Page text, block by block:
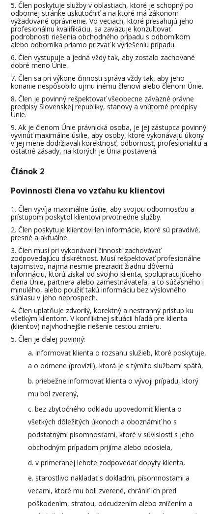
Člen poskytuje služby v oblastiach, ktoré je schopný po
odbornej stránke uskutočniť a na ktoré má zákonom
vyžadované oprávnenie. Vo veciach, ktoré presahujú jeho
profesionálnu kvalifikáciu, sa zaväzuje konzultovať
podrobnosti riešenia obchodného prípadu s odborníkom
alebo odborníka priamo prizvať k vyriešeniu prípadu.
Člen vystupuje a jedná vždy tak, aby zostalo zachované
dobré meno Únie.
Člen sa pri výkone činnosti správa vždy tak, aby jeho
konanie nespôsobilo ujmu inému členovi alebo členom Únie.
Člen je povinný rešpektovať všeobecne záväzné právne
predpisy Slovenskej republiky, stanovy a vnútorné predpisy
Únie.
Ak je členom Únie právnická osoba, je jej zástupca povinný
vyvinúť maximálne úsilie, aby osoby, ktoré vykonávajú úkony
v jej mene dodržiavali korektnosť, odbornosť, profesionalitu a
ostatné zásady, na ktorých je Únia postavená.
Článok 2
Povinnosti člena vo vzťahu ku klientovi
Člen vyvíja maximálne úsilie, aby svojou odbornosťou a
prístupom poskytol klientovi prvotriedne služby.
Člen poskytuje klientovi len informácie, ktoré sú pravdivé,
presné a aktuálne.
Člen musí pri vykonávaní činnosti zachovávať
zodpovedajúcu diskrétnosť. Musí rešpektovať profesionálne
tajomstvo, najmä nesmie prezradiť žiadnu dôvernú
informáciu, ktorú získal od svojho klienta, spolupracujúceho
člena Únie, partnera alebo zamestnávateľa, a to súčasného i
minulého, alebo použiť takú informáciu bez výslovného
súhlasu v jeho neprospech.
Člen uplatňuje zdvorilý, korektný a nestranný prístup ku
všetkým klientom. V konfliktnej situácii hľadá pre klienta
(klientov) najvhodnejšie riešenie cestou zmieru.
Člen je ďalej povinný:
informovať klienta o rozsahu služieb, ktoré poskytuje,
a o odmene (provízii), ktorá je s týmito službami spätá,
priebežne informovať klienta o vývoji prípadu, ktorý
mu bol zverený,
bez zbytočného odkladu upovedomiť klienta o
všetkých dôležitých úkonoch a oboznámiť ho s
podstatnými písomnosťami, ktoré v súvislosti s jeho
obchodným prípadom prijíma alebo odosiela,
v primeranej lehote zodpovedať dopyty klienta,
starostlivo nakladať s dokladmi, písomnosťami a
vecami, ktoré mu boli zverené, chrániť ich pred
poškodením, stratou, odcudzením alebo zničením a